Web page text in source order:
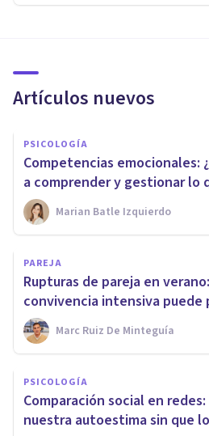
Artículos nuevos
PSICOLOGÍA
Competencias emocionales:
a comprender y gestionar lo
Marian Batle Izquierdo
PAREJA
Rupturas de pareja en
convivencia intensiva puede
Marc Ruiz De Minteguía
PSICOLOGÍA
Comparación social en
nuestra autoestima sin que